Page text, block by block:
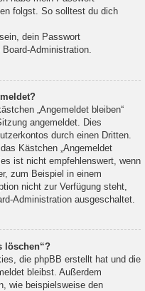
folgst. So solltest du dich
dein Passwort
Administration.
„Angemeldet bleiben“
angemeldet. Dies
durch einen Dritten.
Kästchen „Angemeldet
ist nicht empfehlenswert, wenn
zum Beispiel in einem
nicht zur Verfügung steht,
Administration ausgeschaltet.
löschen“?
die phpBB erstellt hat und die
bleibst. Außerdem
wie beispielsweise den